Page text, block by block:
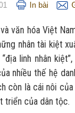
In bài
văn hóa Việt
nhân tài kiệt
linh nhân
nhiều thế hệ
còn là cái nôi
triển của dân tộc.